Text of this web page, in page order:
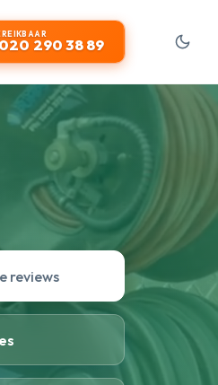
290 38 89
reviews